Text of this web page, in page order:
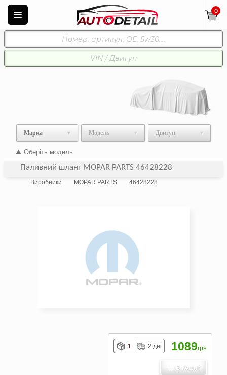
0
Марка Модель Двигун
Оберіть модель
Паливний шланг MOPAR PARTS 46428228
Виробники MOPAR PARTS 46428228
1 2 дні 1089грн
В кошик